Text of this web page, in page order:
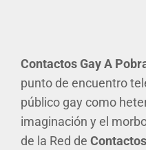
Contactos Gay A
punto de encuentro
público gay como
imaginación y el
de la Red de